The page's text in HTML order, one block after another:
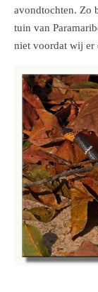
avondtochten. Zo
tuin van
niet voordat wij er